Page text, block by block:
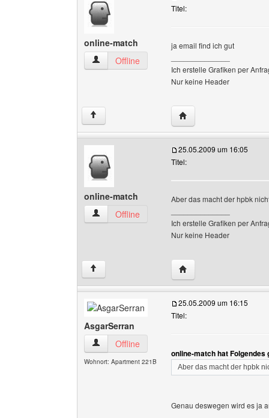
online-match
online-match Benutzer-Profile anzeigen
Offline
Titel:
ja email find ich gut
Ich erstelle Grafiken per
Nur keine Header
↑ Website dieses
online-match
online-match Benutzer-Profile anzeigen
Offline
25.05.2009 um 16:05
Titel:
Aber das macht der hpbk
Ich erstelle Grafiken per
Nur keine Header
↑ Website dieses
AsgarSerran
AsgarSerran Benutzer-Profile anzeigen
Offline
Wohnort: Apartment 221B
25.05.2009 um 16:15
Titel:
online-match hat Folgendes
Aber das macht der hpbk
Genau deswegen wird es ja